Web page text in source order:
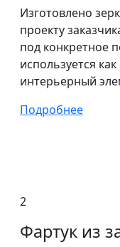
Изготовлено
проекту
под конкретное
используется
интерьерный
Подробнее
2
Фартук из